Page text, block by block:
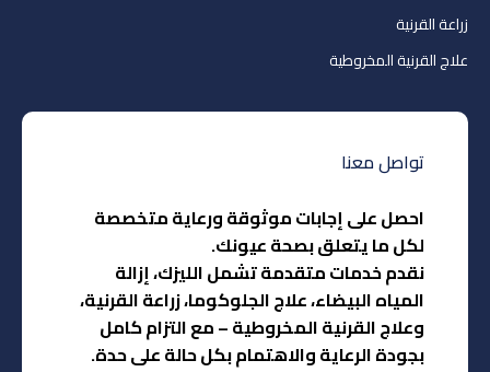
زراعة القرنية
علاج القرنية المخروطية
تواصل معنا
احصل على إجابات موثوقة ورعاية متخصصة
لكل ما يتعلق بصحة عيونك.
نقدم خدمات متقدمة تشمل الليزك، إزالة
المياه البيضاء، علاج الجلوكوما، زراعة القرنية،
وعلاج القرنية المخروطية – مع التزام كامل
بجودة الرعاية والاهتمام بكل حالة على حدة.